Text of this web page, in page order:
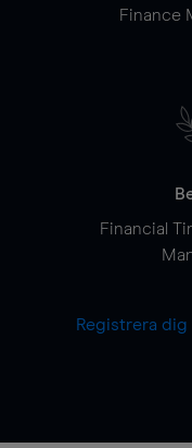
Finance
Financial
Registrera